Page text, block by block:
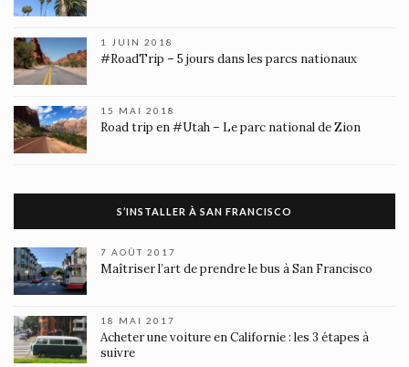
1 JUIN 2018
#RoadTrip – 5 jours dans les parcs nationaux
15 MAI 2018
Road trip en #Utah – Le parc national de Zion
S’INSTALLER À SAN FRANCISCO
7 AOÛT 2017
Maîtriser l’art de prendre le bus à San Francisco
18 MAI 2017
Acheter une voiture en Californie : les 3 étapes à
suivre